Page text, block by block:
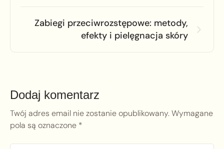
Zabiegi przeciwrozstępowe: metody,
efekty i pielęgnacja skóry
Dodaj komentarz
Twój adres email nie zostanie opublikowany.Wymagane
pola są oznaczone *